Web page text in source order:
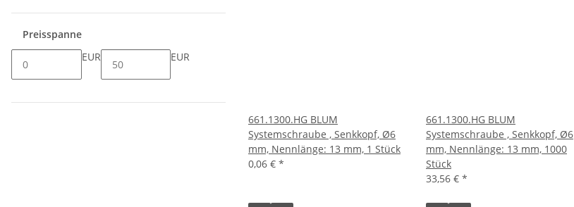
661.1300.HG BLUM
Systemschraube , Senkkopf, Ø6
mm, Nennlänge: 13 mm, 1 Stück
0,06 € *
661.1300.HG BLUM
Systemschraube , Senkkopf, Ø6
mm, Nennlänge: 13 mm, 1000
Stück
33,56 € *
Preisspanne
EUR
EUR